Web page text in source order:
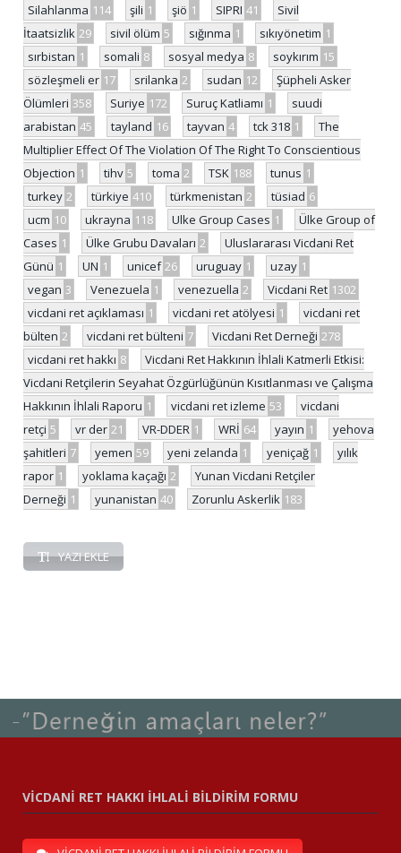
Silahlanma 114 şili 1 şiö 1 SIPRI 41
Sivil
İtaatsizlik 29 sivil ölüm 5 sığınma 1 sıkıyönetim 1
sırbistan 1 somali 8 sosyal medya 8 soykırım 15
sözleşmeli er 17 srilanka 2 sudan 12
Şüpheli Asker
Ölümleri 358 Suriye 172 Suruç Katliamı 1
suudi
arabistan 45 tayland 16 tayvan 4 tck 318 1
The
Multiplier Effect Of The Violation Of The Right To Conscientious
Objection 1 tihv 5 toma 2 TSK 188 tunus 1
turkey 2 türkiye 410 türkmenistan 2 tüsiad 6
ucm 10 ukrayna 118 Ulke Group Cases 1
Ülke Group of
Cases 1 Ülke Grubu Davaları 2
Uluslararası Vicdani Ret
Günü 1 UN 1 unicef 26 uruguay 1 uzay 1
vegan 3 Venezuela 1 venezuella 2 Vicdani Ret 1302
vicdani ret açıklaması 1 vicdani ret atölyesi 1
vicdani ret
bülten 2 vicdani ret bülteni 7 Vicdani Ret Derneği 278
vicdani ret hakkı 8
Vicdani Ret Hakkının İhlali Katmerli Etkisi:
Vicdani Retçilerin Seyahat Özgürlüğünün Kısıtlanması ve Çalışma
Hakkının İhlali Raporu 1 vicdani ret izleme 53
vicdani
retçi 5 vr der 21 VR-DDER 1 WRİ 64 yayın 1
yehova
şahitleri 7 yemen 59 yeni zelanda 1 yeniçağ 1
yılık
rapor 1 yoklama kaçağı 2
Yunan Vicdani Retçiler
Derneği 1 yunanistan 40 Zorunlu Askerlik 183
YAZI EKLE
VİCDANİ RET HAKKI İHLALİ BİLDİRİM FORMU